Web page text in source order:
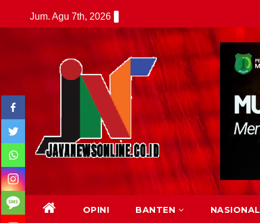
to
Jum. Agu 7th, 2026
OPINI BANTEN NASIONAL